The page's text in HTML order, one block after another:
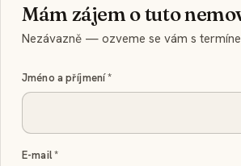
Mám zájem o tuto
Nezávazně — ozveme se vám s
Jméno a příjmení*
E-mail*